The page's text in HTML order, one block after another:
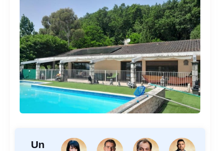
Un